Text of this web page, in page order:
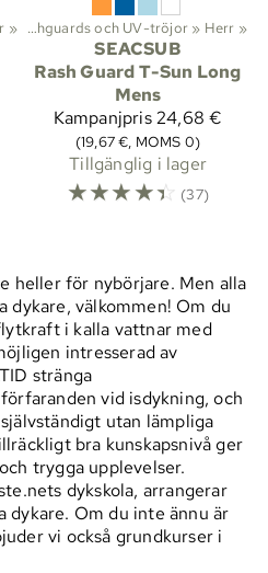
‪»
‪» Rashguards och UV-tröjor ‪» Herr ‪»
SEACSUB
Rash Guard T-Sun Long
Mens
Kampanjpris24,68 €
(19,67 €, MOMS 0)
Tillgänglig i lager
☆☆☆☆☆ (37)
heller för nybörjare. Men alla
dykare, välkommen! Om du
i kalla vattnar med
intresserad av
stränga
vid isdykning, och
utan lämpliga
bra kunskapsnivå ger
trygga upplevelser.
dykskola, arrangerar
dykare. Om du inte ännu är
vi också grundkurser i